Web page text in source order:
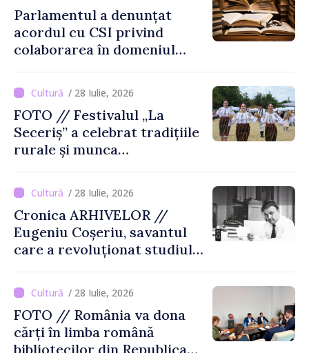
Parlamentul a denunțat
acordul cu CSI privind
colaborarea în domeniul
/ 28 Iulie, 2026
FOTO // Festivalul „La
Seceriș” a celebrat tradițiile
rurale și munca
/ 28 Iulie, 2026
Cronica ARHIVELOR //
Eugeniu Coșeriu, savantul
care a revoluționat studiul
/ 28 Iulie, 2026
FOTO // România va dona
cărți în limba română
bibliotecilor din Republica